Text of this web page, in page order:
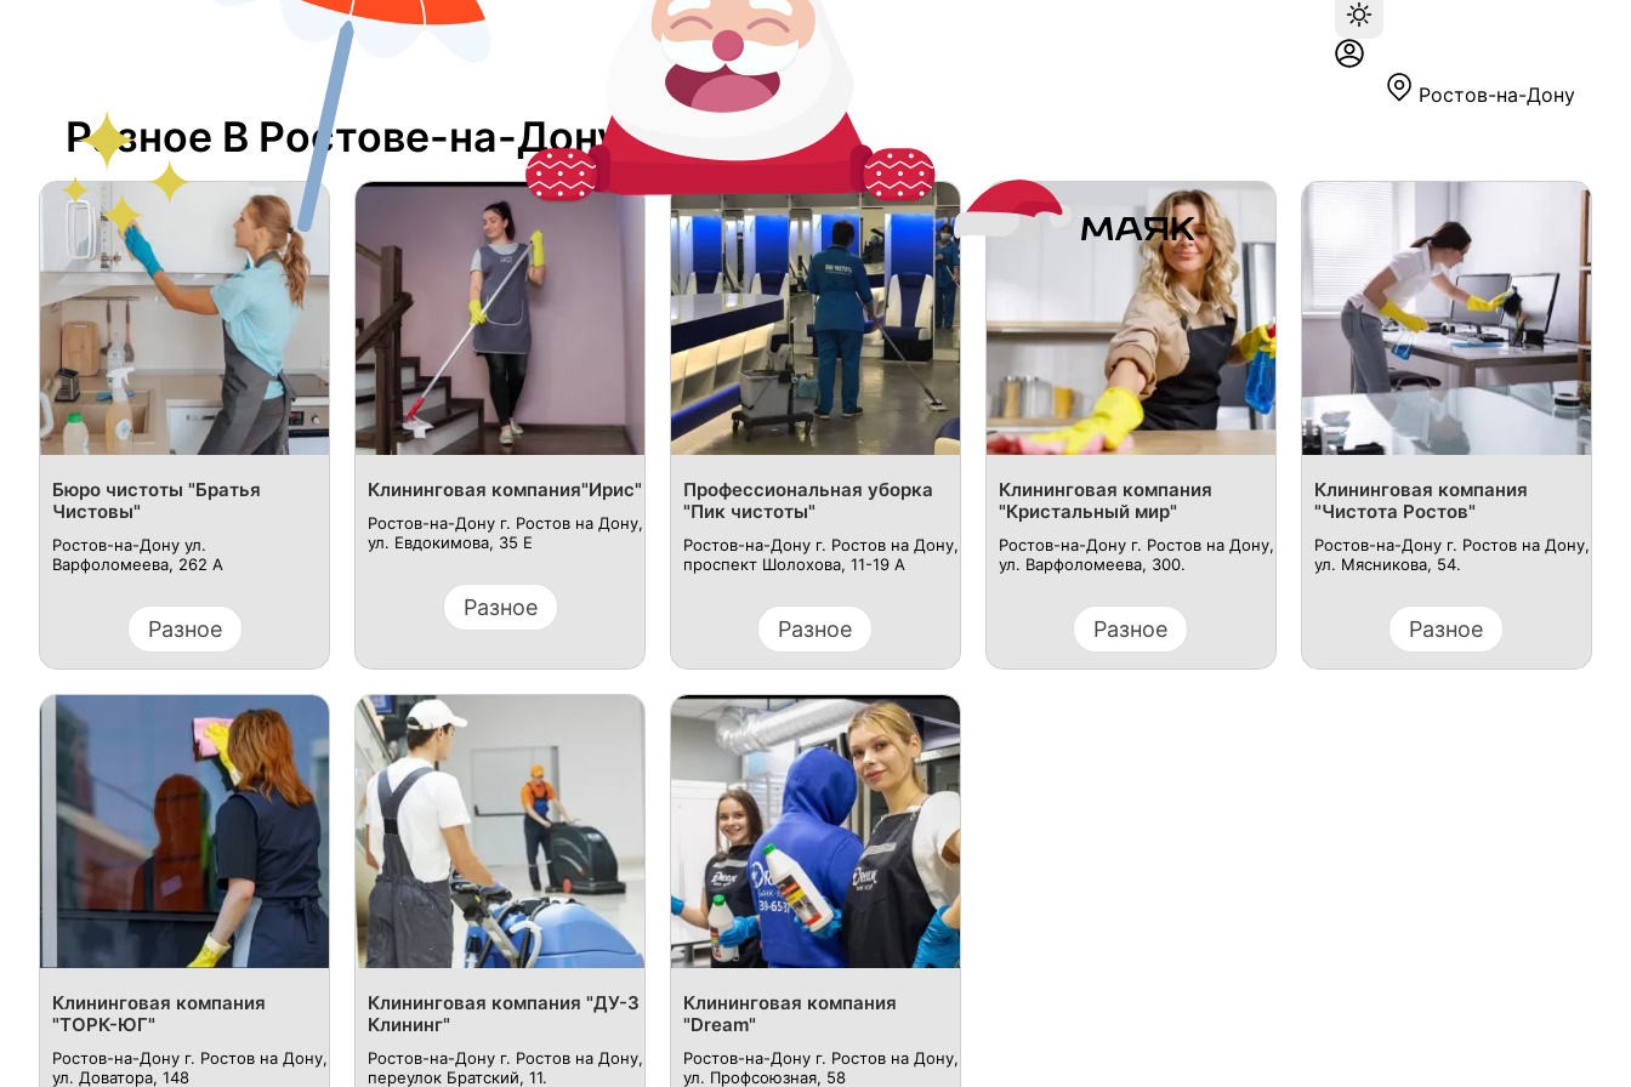
Ростов-на-Дону
Разное В Ростове-на-Дону
Бюро чистоты "Братья
Чистовы"
Ростов-на-Дону ул.
Варфоломеева, 262 А
Разное
Клининговая компания"Ирис"
Ростов-на-Дону г. Ростов на Дону,
ул. Евдокимова, 35 Е
Разное
Профессиональная уборка
"Пик чистоты"
Ростов-на-Дону г. Ростов на Дону,
проспект Шолохова, 11-19 А
Разное
Клининговая компания
"Кристальный мир"
Ростов-на-Дону г. Ростов на Дону,
ул. Варфоломеева, 300.
Разное
Клининговая компания
"Чистота Ростов"
Ростов-на-Дону г. Ростов на Дону,
ул. Мясникова, 54.
Разное
Клининговая компания
"ТОРК-ЮГ"
Ростов-на-Дону г. Ростов на Дону,
ул. Доватора, 148
Клининговая компания "ДУ-3
Клининг"
Ростов-на-Дону г. Ростов на Дону,
переулок Братский, 11.
Клининговая компания
"Dream"
Ростов-на-Дону г. Ростов на Дону,
ул. Профсоюзная, 58